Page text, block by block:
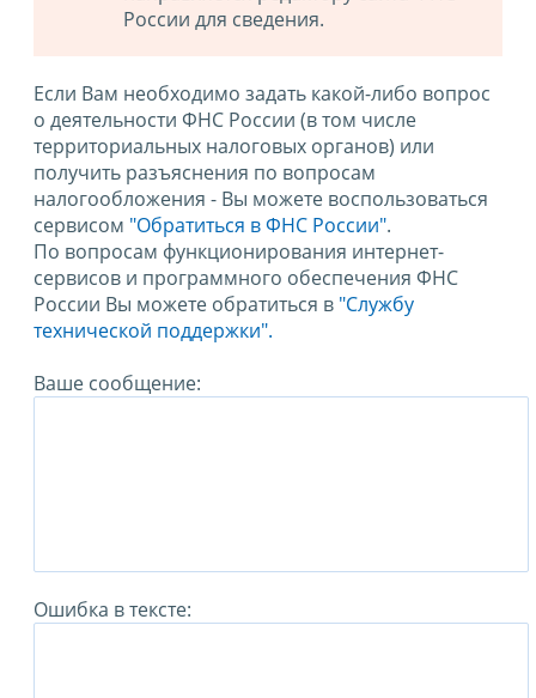
России для сведения.
Если Вам необходимо задать какой-либо вопрос
о деятельности ФНС России (в том числе
территориальных налоговых органов) или
получить разъяснения по вопросам
налогообложения - Вы можете воспользоваться
сервисом "Обратиться в ФНС России".
По вопросам функционирования интернет-
сервисов и программного обеспечения ФНС
России Вы можете обратиться в "Службу
технической поддержки".
Ваше сообщение:
Ошибка в тексте: